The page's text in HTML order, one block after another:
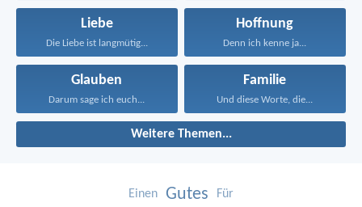
Liebe
Die Liebe ist langmütig...
Hoffnung
Denn ich kenne ja...
Glauben
Darum sage ich euch...
Familie
Und diese Worte, die...
Weitere Themen...
Einen Gutes Für